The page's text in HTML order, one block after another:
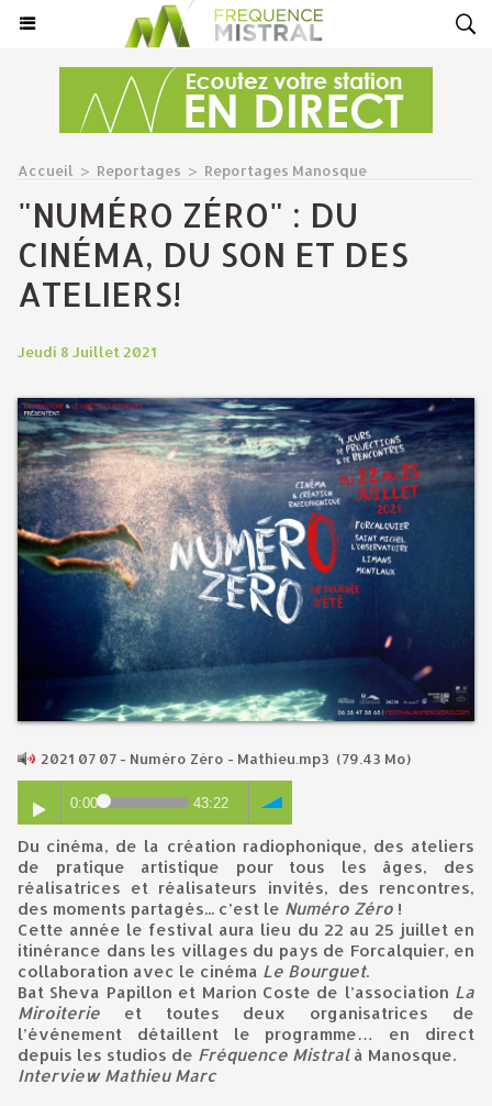
Accueil > Reportages > Reportages Manosque
"NUMÉRO ZÉRO" : DU
CINÉMA, DU SON ET DES
ATELIERS!
Jeudi 8 Juillet 2021
2021 07 07 - Numéro Zéro - Mathieu.mp3 (79.43 Mo)
0:00 43:22
Du cinéma, de la création radiophonique, des ateliers
de pratique artistique pour tous les âges, des
réalisatrices et réalisateurs invités, des rencontres,
des moments partagés... c’est le Numéro Zéro !
Cette année le festival aura lieu du 22 au 25 juillet en
itinérance dans les villages du pays de Forcalquier, en
collaboration avec le cinéma Le Bourguet.
Bat Sheva Papillon et Marion Coste de l’association La
Miroiterie et toutes deux organisatrices de
l’événement détaillent le programme… en direct
depuis les studios de Fréquence Mistral à Manosque.
Interview Mathieu Marc